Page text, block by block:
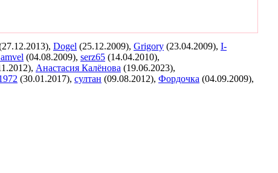
Dogel (25.12.2009), Grigory (23.04.2009), I-
(04.08.2009), serz65 (14.04.2010),
Анастасия Калёнова (19.06.2023),
(30.01.2017), султан (09.08.2012), Фордочка (04.09.2009),